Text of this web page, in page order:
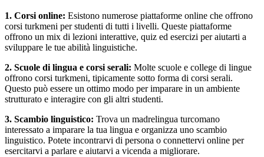
1. Corsi online: Esistono numerose piattaforme online che offrono
corsi turkmeni per studenti di tutti i livelli. Queste piattaforme
offrono un mix di lezioni interattive, quiz ed esercizi per aiutarti a
sviluppare le tue abilità linguistiche.
2. Scuole di lingua e corsi serali: Molte scuole e college di lingue
offrono corsi turkmeni, tipicamente sotto forma di corsi serali.
Questo può essere un ottimo modo per imparare in un ambiente
strutturato e interagire con gli altri studenti.
3. Scambio linguistico: Trova un madrelingua turcomano
interessato a imparare la tua lingua e organizza uno scambio
linguistico. Potete incontrarvi di persona o connettervi online per
esercitarvi a parlare e aiutarvi a vicenda a migliorare.